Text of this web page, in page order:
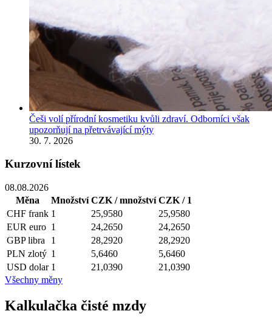
Češi volí přírodní kosmetiku kvůli zdraví. Odborníci však
upozorňují na přetrvávající mýty
30. 7. 2026
Kurzovní lístek
08.08.2026
Měna
Množství CZK / množství CZK / 1
CHF frank 1 25,9580
25,9580
EUR euro 1 24,2650
24,2650
GBP libra 1 28,2920
28,2920
PLN zlotý 1 5,6460
5,6460
USD dolar 1 21,0390
21,0390
Všechny měny
Kalkulačka čisté mzdy